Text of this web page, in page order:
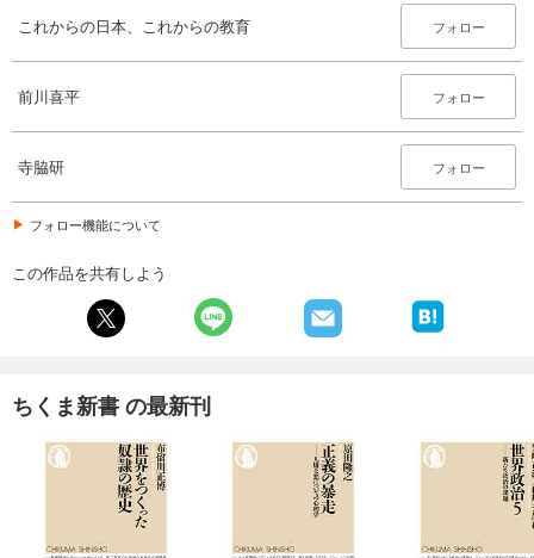
これからの日本、これからの教育 フォロー
前川喜平 フォロー
寺脇研 フォロー
フォロー機能について
この作品を共有しよう
ちくま新書 の最新刊